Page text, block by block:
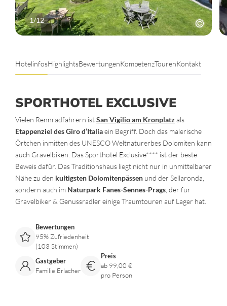
1/12
HotelinfosHighlightsBewertungenKompetenzTourenKontakt
SPORTHOTEL EXCLUSIVE
Vielen Rennradfahrern istSan Vigilio am Kronplatz als
Etappenziel des Giro d’Italiaein Begriff. Doch das malerische
Örtchen inmitten des UNESCO Weltnaturerbes Dolomiten kann
auch Gravelbiken. Das Sporthotel Exclusive**** ist der beste
Beweis dafür. Das Traditionshaus liegt nicht nur in unmittelbarer
Nähe zu den kultigsten Dolomitenpässen und der Sellaronda,
sondern auch im Naturpark Fanes-Sennes-Prags, der für
Gravelbiker & Genussradler einige Traumtouren auf Lager hat.
Bewertungen
95% Zufriedenheit
(103 Stimmen)
Gastgeber
Familie Erlacher
Preis
ab 99,00 €
pro Person